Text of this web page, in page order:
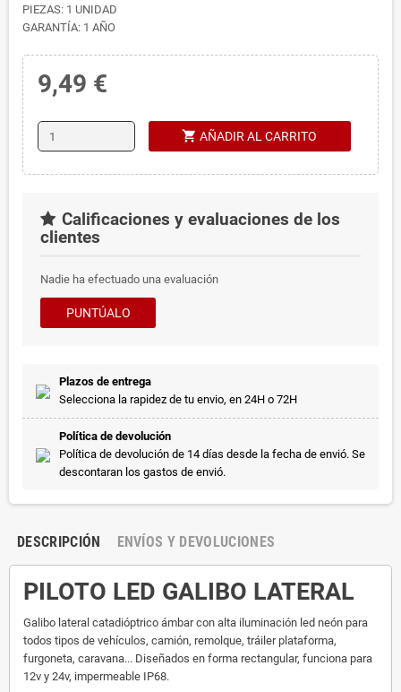
PIEZAS: 1 UNIDAD
GARANTÍA: 1 AÑO
9,49 €
shopping_cart AÑADIR AL CARRITO
Calificaciones y evaluaciones de los
clientes
Nadie ha efectuado una evaluación
PUNTÚALO
Plazos de entrega
Selecciona la rapidez de tu envio, en 24H o 72H
Política de devolución
Política de devolución de 14 días desde la fecha de envió. Se
descontaran los gastos de envió.
DESCRIPCIÓN ENVÍOS Y DEVOLUCIONES
PILOTO LED GALIBO LATERAL
Galibo lateral catadióptrico ámbar con alta iluminación led neón para
todos tipos de vehículos, camión, remolque, tráiler plataforma,
furgoneta, caravana... Diseñados en forma rectangular, funciona para
12v y 24v, impermeable IP68.